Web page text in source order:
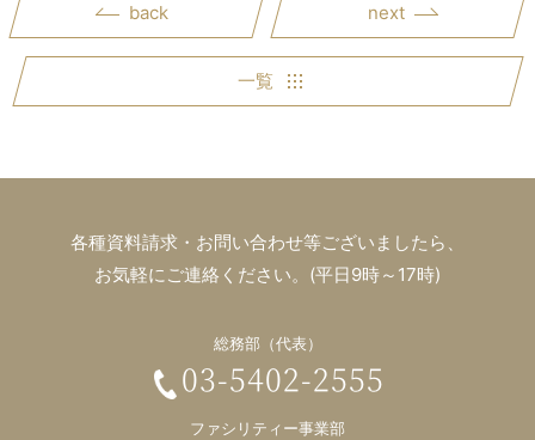
back next
一覧
各種資料請求・お問い合わせ等ございましたら、
お気軽にご連絡ください。(平日9時～17時)
総務部（代表）
03-5402-2555
ファシリティー事業部